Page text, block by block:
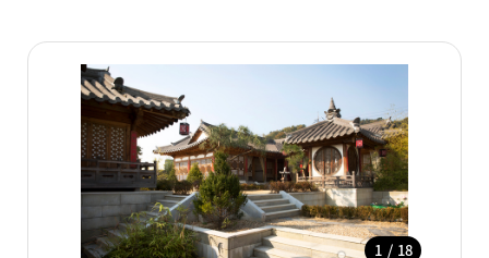
1 / 18